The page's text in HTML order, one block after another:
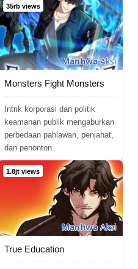
35rb views
ManhwaAksi
Monsters Fight Monsters
Intrik korporasi dan politik
keamanan publik mengaburkan
perbedaan pahlawan, penjahat,
dan penonton.
1.8jt views
ManhwaAksi
True Education